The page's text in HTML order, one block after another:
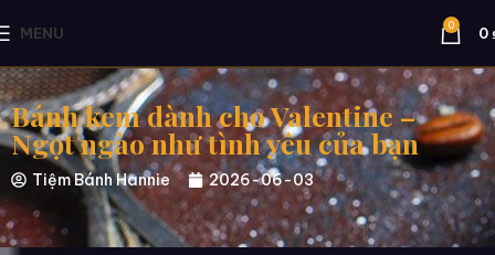
MENU 0 0
Bánh kem dành cho Valentine –
Ngọt ngào như tình yêu của bạn
Tiệm Bánh Hannie 2026-06-03